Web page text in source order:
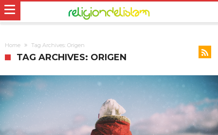
Home Tag Archives: Origen
TAG ARCHIVES: ORIGEN